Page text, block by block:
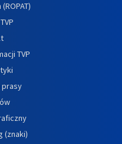
TVP
prasy
(znaki)